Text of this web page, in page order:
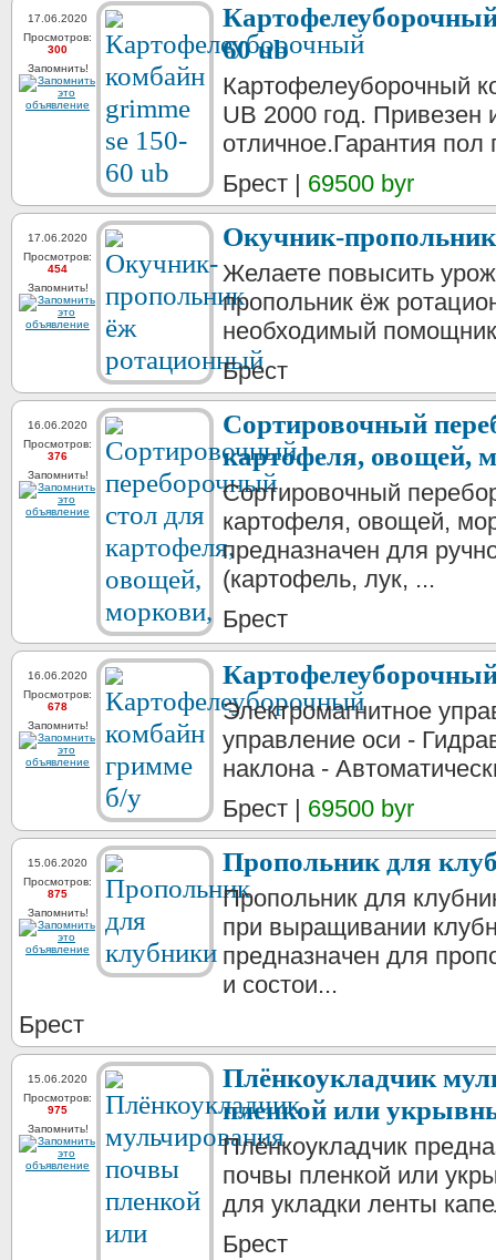
17.06.2020
Просмотров:
300
Запомнить!
60 ub
Картофелеуборочный
UB 2000 год. Привезен
отличное.Гарантия
Брест | 69500 byr
17.06.2020
Просмотров:
454
Запомнить!
Окучник-
Желаете повысить
пропольник ёж
необходимый
Брест
16.06.2020
Просмотров:
376
Запомнить!
Сортировочный
картофеля, овощей,
Сортировочный
картофеля, овощей,
предназначен для
(картофель, лук, ...
Брест
16.06.2020
Просмотров:
678
Запомнить!
Электромагнитное
управление оси -
наклона -
Брест | 69500 byr
15.06.2020
Просмотров:
875
Запомнить!
Пропольник для
Пропольник для
при выращивании
предназначен для
и состои...
Брест
15.06.2020
Просмотров:
975
Запомнить!
Плёнкоукладчик
пленкой или
Плёнкоукладчик
почвы пленкой или
для укладки ленты
Брест